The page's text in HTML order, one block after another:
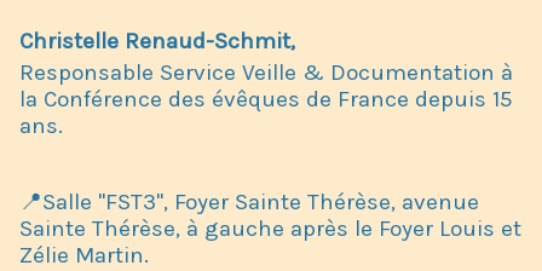
Christelle Renaud-Schmit,
Responsable Service Veille & Documentation à
la Conférence des évêques de France depuis 15
ans.
📍Salle "FST3", Foyer Sainte Thérèse, avenue
Sainte Thérèse, à gauche après le Foyer Louis et
Zélie Martin.